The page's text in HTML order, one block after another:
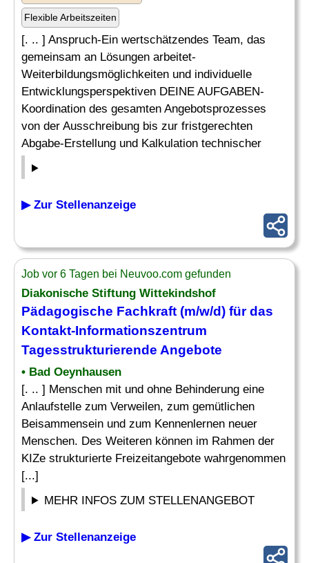
Flexible Arbeitszeiten
[. .. ] Anspruch-Ein wertschätzendes Team, das
gemeinsam an Lösungen arbeitet-
Weiterbildungsmöglichkeiten und individuelle
Entwicklungsperspektiven DEINE AUFGABEN-
Koordination des gesamten Angebotsprozesses
von der Ausschreibung bis zur fristgerechten
Abgabe-Erstellung und Kalkulation technischer
▶ Zur Stellenanzeige
Job vor 6 Tagen bei Neuvoo.com gefunden
Diakonische Stiftung Wittekindshof
Pädagogische Fachkraft (m/w/d) für das
Kontakt-Informationszentrum
Tagesstrukturierende Angebote
• Bad Oeynhausen
[. .. ] Menschen mit und ohne Behinderung eine
Anlaufstelle zum Verweilen, zum gemütlichen
Beisammensein und zum Kennenlernen neuer
Menschen. Des Weiteren können im Rahmen der
KIZe strukturierte Freizeitangebote wahrgenommen
[...]
MEHR INFOS ZUM STELLENANGEBOT
▶ Zur Stellenanzeige